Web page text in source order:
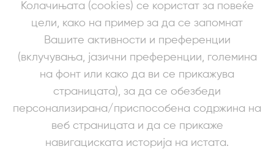
Колачињата (cookies) се користат за повеќе
цели, како на пример за да се запомнат
Вашите активности и преференции
(вклучувања, јазични преференции, големина
на фонт или како да ви се прикажува
страницата), за да се обезбеди
персонализирана/приспособена содржина на
веб страницата и да се прикаже
навигациската историја на истата.